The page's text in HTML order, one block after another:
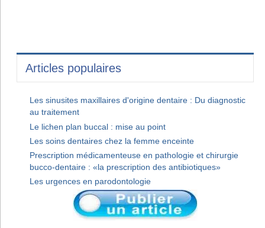
Articles populaires
Les sinusites maxillaires d'origine dentaire : Du diagnostic
au traitement
Le lichen plan buccal : mise au point
Les soins dentaires chez la femme enceinte
Prescription médicamenteuse en pathologie et chirurgie
bucco-dentaire : «la prescription des antibiotiques»
Les urgences en parodontologie